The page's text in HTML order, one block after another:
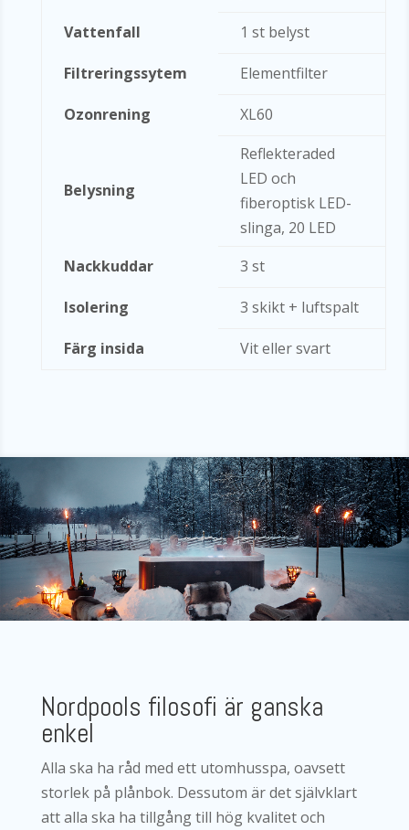
Vattenfall 1 st belyst
Filtreringssytem Elementfilter
Ozonrening XL60
Belysning
Reflekteraded
LED och
fiberoptisk LED-
slinga, 20 LED
Nackkuddar
3 st
Isolering 3 skikt + luftspalt
Färg insida Vit eller svart
Nordpools filosofi är ganska
enkel
Alla ska ha råd med ett utomhusspa, oavsett
storlek på plånbok. Dessutom är det självklart
att alla ska ha tillgång till hög kvalitet och